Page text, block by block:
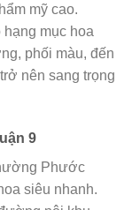
mỹ cao.
hạng mục hoa
phối màu, đến
nên sang trọng
9
Phước
siêu nhanh.